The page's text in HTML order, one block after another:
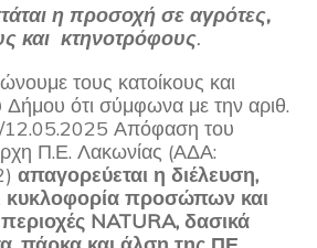
η προσοχή σε αγρότες,
και κτηνοτρόφους.
τους κατοίκους και
Δήμου ότι σύμφωνα με την αριθ.
Απόφαση του
Π.Ε. Λακωνίας (ΑΔΑ:
απαγορεύεται η διέλευση,
κυκλοφορία προσώπων και
NATURA, δασικά